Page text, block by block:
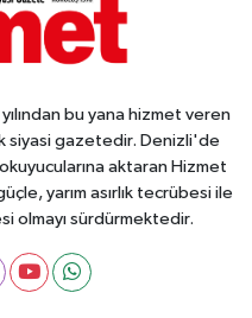
bu yana hizmet veren
siyasi gazetedir. Denizli'de
aktaran Hizmet
yarım asırlık tecrübesi ile
olmayı sürdürmektedir.